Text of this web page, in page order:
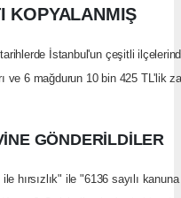
KOPYALANMIŞ
tarihlerde İstanbul'un çeşitli
ve 6 mağdurun 10 bin 425 TL'lik
GÖNDERİLDİLER
hırsızlık" ile "6136 sayılı